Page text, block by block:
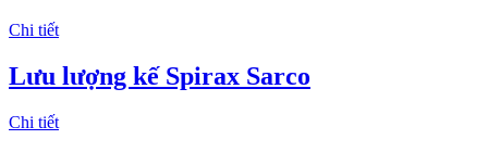
Chi tiết
Lưu lượng kế Spirax Sarco
Chi tiết